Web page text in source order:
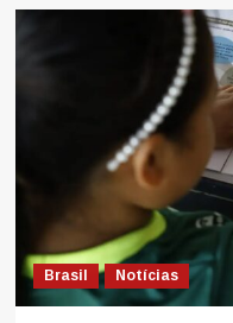
Brasil Notícias